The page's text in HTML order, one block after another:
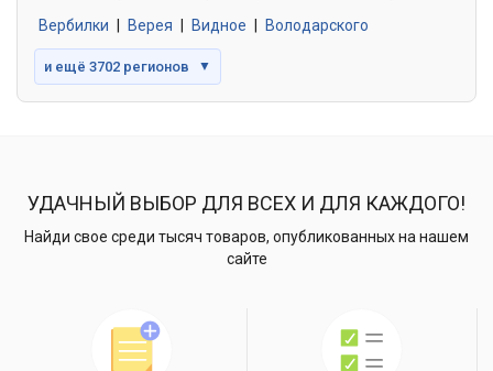
Вербилки
Верея Видное Володарского
и ещё 3702 регионов ▼
УДАЧНЫЙ ВЫБОР ДЛЯ ВСЕХ И ДЛЯ КАЖДОГО!
Найди свое среди тысяч товаров, опубликованных на нашем
сайте